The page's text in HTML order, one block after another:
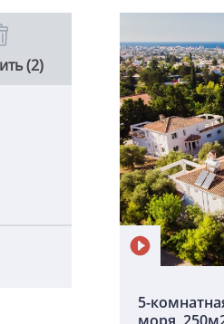
(2)
5-